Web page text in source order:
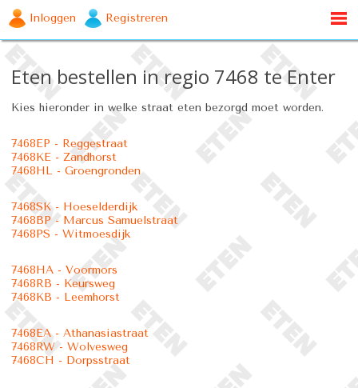
Inloggen Registreren
Eten bestellen in regio 7468 te Enter
Kies hieronder in welke straat eten bezorgd moet worden.
7468EP - Reggestraat
7468KE - Zandhorst
7468HL - Groengronden
7468SK - Hoeselderdijk
7468BP - Marcus Samuelstraat
7468PS - Witmoesdijk
7468HA - Voormors
7468RB - Keursweg
7468KB - Leemhorst
7468EA - Athanasiastraat
7468RW - Wolvesweg
7468CH - Dorpsstraat